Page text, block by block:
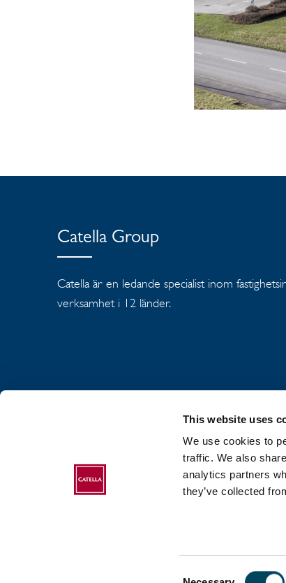
This website uses
We use cookies to
traffic. We also
analytics partners
they’ve collected
Catella Group
Catella är en ledande specialist inom
verksamhet i 12 länder.
OM
2017-2026 Catella. All rights reserved.